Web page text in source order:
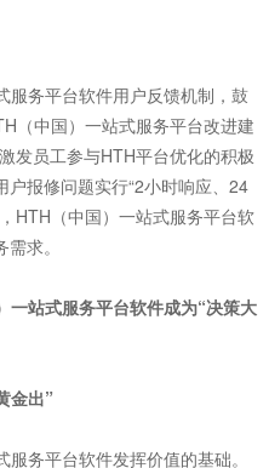
务平台软件用户反馈机制，鼓
（中国）一站式服务平台改进建
发员工参与HTH平台优化的积极
报修问题实行“2小时响应、24
HTH（中国）一站式服务平台软
求。
站式服务平台软件成为“决策大
金出”
务平台软件发挥价值的基础。